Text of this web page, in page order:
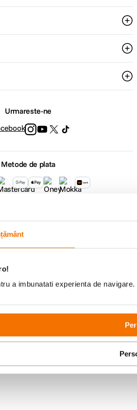
a imbunatati experienta de
Urmareste-ne
Metode de plata
Parteneri tehnologie: